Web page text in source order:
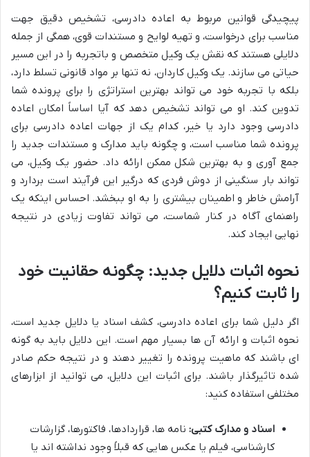
پیچیدگی قوانین مربوط به اعاده دادرسی، تشخیص دقیق جهت
مناسب برای درخواست، و تهیه لوایح و مستندات قوی، همگی از جمله
دلایلی هستند که نقش یک وکیل متخصص و باتجربه را در این مسیر
حیاتی می سازند. یک وکیل کاردان، نه تنها بر مواد قانونی تسلط دارد،
بلکه با تجربه خود می تواند بهترین استراتژی را برای پرونده شما
تدوین کند. او می تواند تشخیص دهد که آیا اساساً امکان اعاده
دادرسی وجود دارد یا خیر، کدام یک از جهات اعاده دادرسی برای
پرونده شما مناسب است، و چگونه باید مدارک و مستندات جدید را
جمع آوری و به بهترین شکل ممکن ارائه داد. حضور یک وکیل، می
تواند بار سنگینی از دوش فردی که درگیر این فرآیند است بردارد و
آرامش خاطر و اطمینان بیشتری را به او ببخشد. احساس اینکه یک
راهنمای آگاه در کنار شماست، می تواند تفاوت زیادی در نتیجه
نهایی ایجاد کند.
نحوه اثبات دلایل جدید: چگونه حقانیت خود
را ثابت کنیم؟
اگر دلیل شما برای اعاده دادرسی، کشف اسناد یا دلایل جدید است،
نحوه اثبات و ارائه آن ها بسیار مهم است. این دلایل باید به گونه
ای باشند که ماهیت پرونده را تغییر دهند و در نتیجه حکم صادر
شده تاثیرگذار باشند. برای اثبات این دلایل، می توانید از ابزارهای
مختلفی استفاده کنید:
اسناد و مدارک کتبی: نامه ها، قراردادها، فاکتورها، گزارشات
کارشناسی، فیلم یا عکس هایی که قبلاً وجود نداشته اند یا